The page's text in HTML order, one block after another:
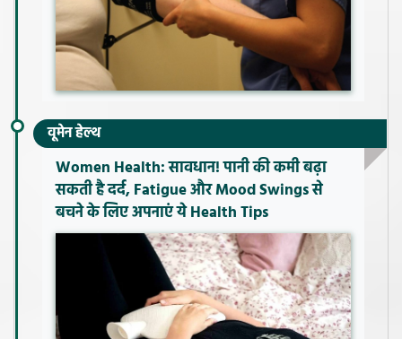
वूमेन हेल्थ
Women Health: सावधान! पानी की कमी बढ़ा
सकती है दर्द, Fatigue और Mood Swings से
बचने के लिए अपनाएं ये Health Tips